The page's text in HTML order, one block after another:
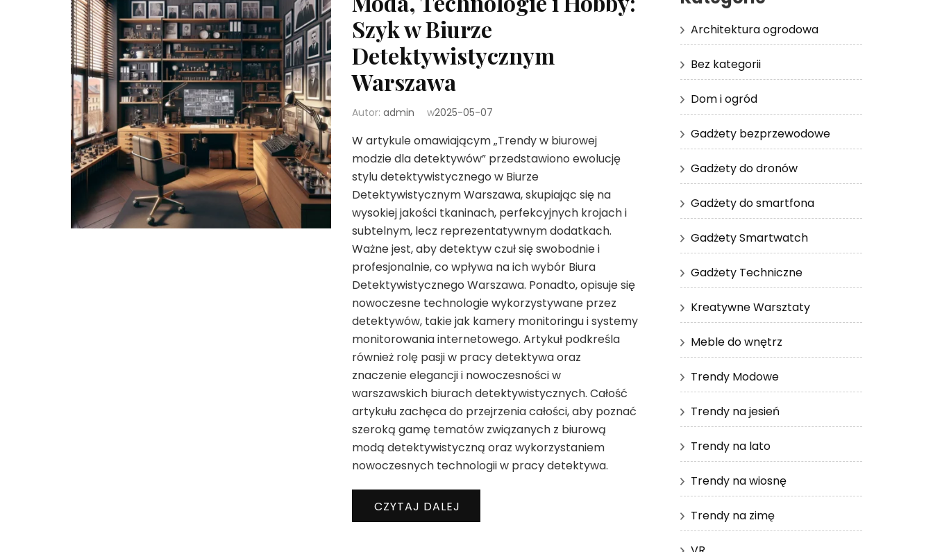
Szyk w Biurze
Detektywistycznym
Warszawa
Autor: admin w2025-05-07
W artykule omawiającym „Trendy w biurowej
modzie dla detektywów” przedstawiono ewolucję
stylu detektywistycznego w Biurze
Detektywistycznym Warszawa, skupiając się na
wysokiej jakości tkaninach, perfekcyjnych krojach i
subtelnym, lecz reprezentatywnym dodatkach.
Ważne jest, aby detektyw czuł się swobodnie i
profesjonalnie, co wpływa na ich wybór Biura
Detektywistycznego Warszawa. Ponadto, opisuje się
nowoczesne technologie wykorzystywane przez
detektywów, takie jak kamery monitoringu i systemy
monitorowania internetowego. Artykuł podkreśla
również rolę pasji w pracy detektywa oraz
znaczenie elegancji i nowoczesności w
warszawskich biurach detektywistycznych. Całość
artykułu zachęca do przejrzenia całości, aby poznać
szeroką gamę tematów związanych z biurową
modą detektywistyczną oraz wykorzystaniem
nowoczesnych technologii w pracy detektywa.
CZYTAJ DALEJ
Architektura ogrodowa
Bez kategorii
Dom i ogród
Gadżety bezprzewodowe
Gadżety do dronów
Gadżety do smartfona
Gadżety Smartwatch
Gadżety Techniczne
Kreatywne Warsztaty
Meble do wnętrz
Trendy Modowe
Trendy na jesień
Trendy na lato
Trendy na wiosnę
Trendy na zimę